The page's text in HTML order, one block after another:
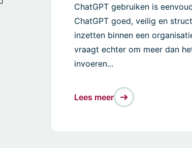
ChatGPT gebruiken is
ChatGPT goed, veilig en
inzetten binnen een
vraagt echter om meer dan
invoeren...
Lees meer